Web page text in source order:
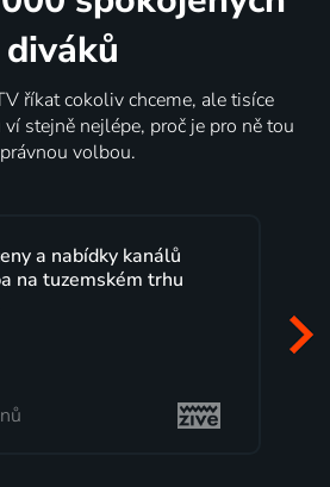
diváků
říkat cokoliv chceme, ale tisíce
stejně nejlépe, proč je pro ně tou
volbou.
už několik let s
Velký výběr
běžet k TV na